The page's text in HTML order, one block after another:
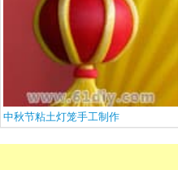
中秋节粘土灯笼手工制作